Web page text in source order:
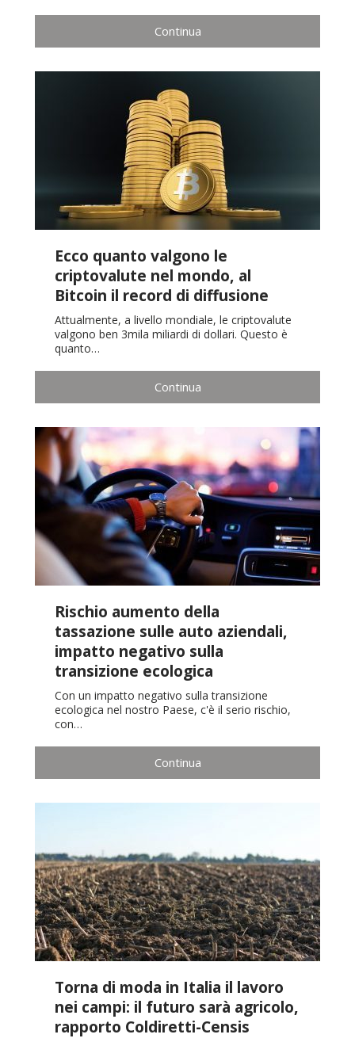
Continua
Ecco quanto valgono le
criptovalute nel mondo, al
Bitcoin il record di diffusione
Attualmente, a livello mondiale, le criptovalute
valgono ben 3mila miliardi di dollari. Questo è
quanto…
Continua
Rischio aumento della
tassazione sulle auto aziendali,
impatto negativo sulla
transizione ecologica
Con un impatto negativo sulla transizione
ecologica nel nostro Paese, c'è il serio rischio,
con…
Continua
Torna di moda in Italia il lavoro
nei campi: il futuro sarà agricolo,
rapporto Coldiretti-Censis